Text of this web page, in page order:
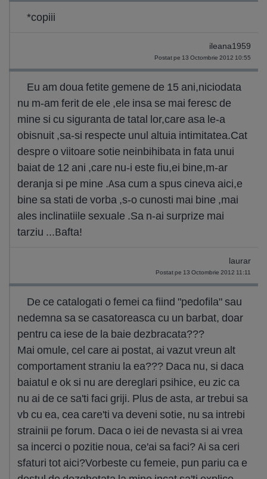
*copiii
ileana1959
Postat pe 13 Octombrie 2012 10:55
Eu am doua fetite gemene de 15 ani,niciodata
nu m-am ferit de ele ,ele insa se mai feresc de
mine si cu siguranta de tatal lor,care asa le-a
obisnuit ,sa-si respecte unul altuia intimitatea.Cat
despre o viitoare sotie neinbihibata in fata unui
baiat de 12 ani ,care nu-i este fiu,ei bine,m-ar
deranja si pe mine .Asa cum a spus cineva aici,e
bine sa stati de vorba ,s-o cunosti mai bine ,mai
ales inclinatiile sexuale .Sa n-ai surprize mai
tarziu ...Bafta!
laurar
Postat pe 13 Octombrie 2012 11:11
De ce catalogati o femei ca fiind "pedofila" sau
nedemna sa se casatoreasca cu un barbat, doar
pentru ca iese de la baie dezbracata???
Mai omule, cel care ai postat, ai vazut vreun alt
comportament straniu la ea??? Daca nu, si daca
baiatul e ok si nu are dereglari psihice, eu zic ca
nu ai de ce sa'ti faci griji. Plus de asta, ar trebui sa
vb cu ea, cea care'ti va deveni sotie, nu sa intrebi
strainii pe forum. Daca o iei de nevasta si ai vrea
sa incerci o pozitie noua, ce'ai sa faci? Ai sa ceri
sfaturi tot aici?Vorbeste cu femeie, pun pariu ca e